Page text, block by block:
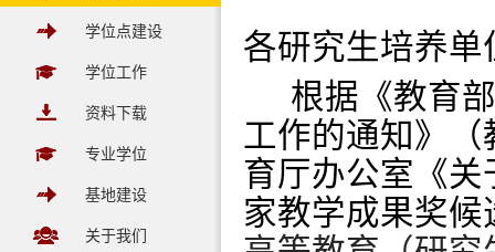
学位点建设
学位工作
资料下载
专业学位
基地建设
关于我们
各研究生培养单
根据《教育
工作的通知》（
育厅办公室《关
家教学成果奖